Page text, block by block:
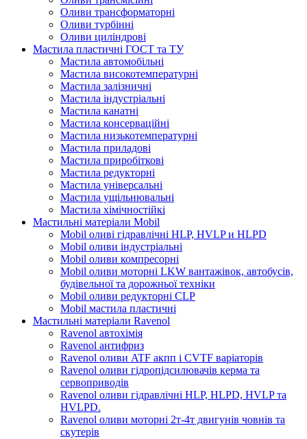
Оливи трансформаторні
Оливи турбінні
Оливи циліндрові
Мастила пластичні ГОСТ та ТУ
Мастила автомобільні
Мастила високотемпературні
Мастила залізничні
Мастила індустріальні
Мастила канатні
Мастила консерваційні
Мастила низькотемпературні
Мастила приладові
Мастила приробіткові
Мастила редукторні
Мастила універсальні
Мастила ущільнювальні
Мастила хімічностійкі
Мастильні матеріали Mobil
Mobil оливі гідравлічні HLP, HVLP и HLPD
Mobil оливи індустріальні
Mobil оливи компресорні
Mobil оливи моторні LKW вантажівок, автобусів,
будівельної та дорожньої техніки
Mobil оливи редукторні CLP
Mobil мастила пластичні
Мастильні матеріали Ravenol
Ravenol автохімія
Ravenol антифриз
Ravenol оливи ATF акпп і CVTF варіаторів
Ravenol оливи гідропідсилювачів керма та
сервоприводів
Ravenol оливи гідравлічні HLP, HLPD, HVLP та
HVLPD.
Ravenol оливи моторні 2т-4т двигунів човнів та
скутерів